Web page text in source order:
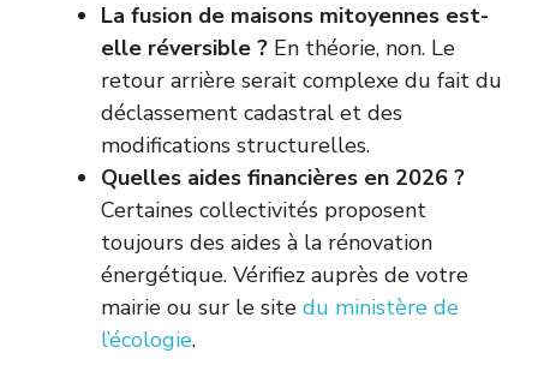
La fusion de maisons mitoyennes est-
elle réversible ? En théorie, non. Le
retour arrière serait complexe du fait du
déclassement cadastral et des
modifications structurelles.
Quelles aides financières en 2026 ?
Certaines collectivités proposent
toujours des aides à la rénovation
énergétique. Vérifiez auprès de votre
mairie ou sur le site du ministère de
l’écologie.